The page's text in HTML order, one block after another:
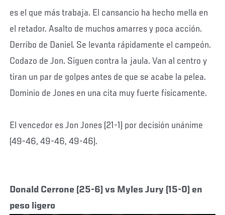
es el que más trabaja. El cansancio ha hecho mella en
el retador. Asalto de muchos amarres y poca acción.
Derribo de Daniel. Se levanta rápidamente el campeón.
Codazo de Jon. Siguen contra la jaula. Van al centro y
tiran un par de golpes antes de que se acabe la pelea.
Dominio de Jones en una cita muy fuerte físicamente.
El vencedor es Jon Jones (21-1) por decisión unánime
(49-46, 49-46, 49-46).
Donald Cerrone (25-6) vs Myles Jury (15-0) en
peso ligero